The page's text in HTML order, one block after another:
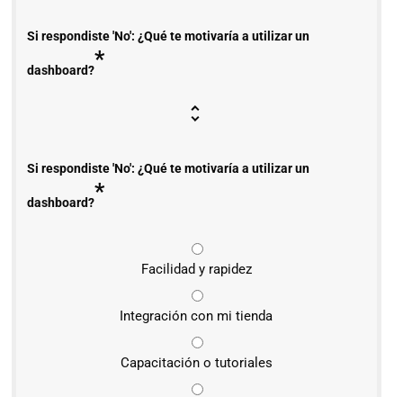
Si respondiste 'No': ¿Qué te motivaría a utilizar un
dashboard?*
Si respondiste 'No': ¿Qué te motivaría a utilizar un
dashboard?*
Facilidad y rapidez
Integración con mi tienda
Capacitación o tutoriales